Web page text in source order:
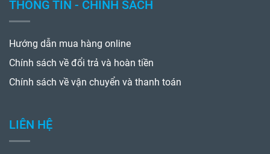
https://toidien.vn/
https://maymocdonggoi.vn/